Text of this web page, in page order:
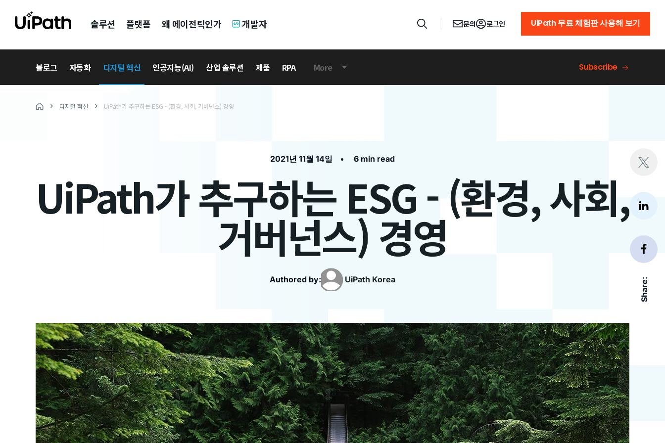
솔루션 플랫폼 왜 에이전틱인가 개발자 문의 로그인 UiPath 무료 체험판 사용해 보기
블로그 자동화 디지털 혁신 인공지능(AI) 산업 솔루션 제품 RPA More Subscribe
Share:
디지털 혁신 UiPath가 추구하는 ESG - (환경, 사회, 거버넌스) 경영
2021년 11월 14일 • 6 min read
UiPath가 추구하는 ESG - (환경, 사회,
거버넌스) 경영
Authored by: UiPath Korea